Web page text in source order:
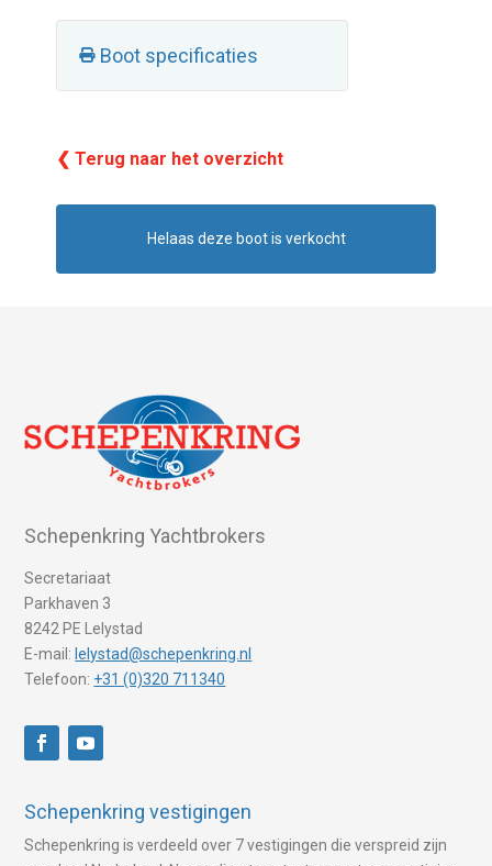
Boot specificaties
❮ Terug naar het overzicht
Helaas deze boot is verkocht
Schepenkring Yachtbrokers
Secretariaat
Parkhaven 3
8242 PE Lelystad
E-mail: lelystad@schepenkring.nl
Telefoon: +31 (0)320 711340
Schepenkring vestigingen
Schepenkring is verdeeld over 7 vestigingen die verspreid zijn